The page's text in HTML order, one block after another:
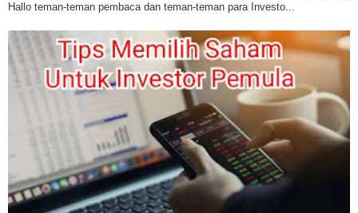
Hallo teman-teman pembaca dan teman-teman para Investo...